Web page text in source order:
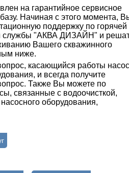
на гарантийное сервисное
Начиная с этого момента,
поддержку по горячей
службы "АКВА ДИЗАЙН" и
Вашего скважинного
ниже.
касающийся работы
и всегда получите
Также Вы можете по
связанные с водоочисткой,
оборудования,